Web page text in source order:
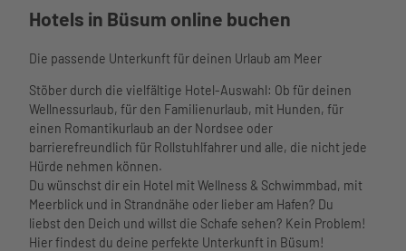
Unterkü
Barriere
Urlaub
Urlaub
mit
Kindern
Urlaub
mit
Hund
Büsume
r
Hotels in Büsum online buchen
Die passende Unterkunft für deinen Urlaub am Meer
Stöber durch die vielfältige Hotel-Auswahl: Ob für deinen
Wellnessurlaub, für den Familienurlaub, mit Hunden, für
einen Romantikurlaub an der Nordsee oder
barrierefreundlich für Rollstuhlfahrer und alle, die nicht jede
Hürde nehmen können.
Du wünschst dir ein Hotel mit Wellness & Schwimmbad, mit
Meerblick und in Strandnähe oder lieber am Hafen? Du
liebst den Deich und willst die Schafe sehen? Kein Problem!
Hier findest du deine perfekte Unterkunft in Büsum!